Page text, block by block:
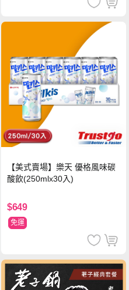
【美式賣場】樂天 優格風味碳
酸飲(250mlx30入)
$649
免運